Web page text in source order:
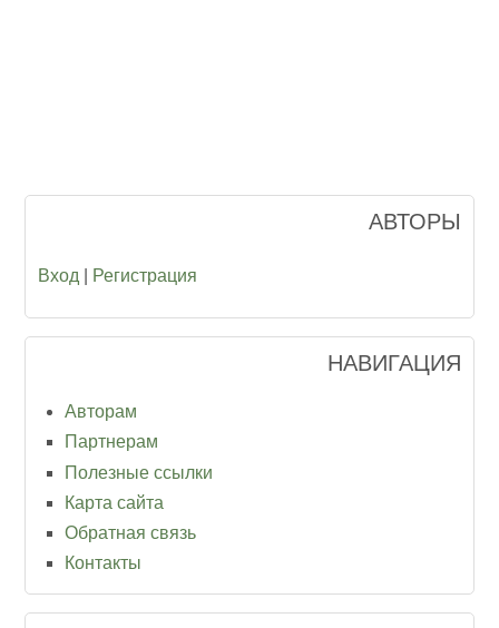
АВТОРЫ
Вход Регистрация
НАВИГАЦИЯ
Авторам
Партнерам
Полезные ссылки
Карта сайта
Обратная связь
Контакты